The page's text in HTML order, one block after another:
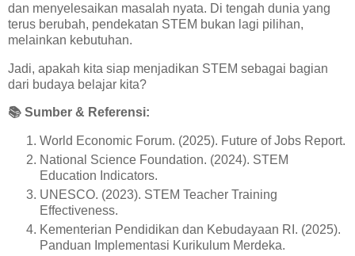
dan menyelesaikan masalah nyata. Di tengah dunia yang
terus berubah, pendekatan STEM bukan lagi pilihan,
melainkan kebutuhan.
Jadi, apakah kita siap menjadikan STEM sebagai bagian
dari budaya belajar kita?
📚 Sumber & Referensi:
World Economic Forum. (2025). Future of Jobs Report.
National Science Foundation. (2024). STEM
Education Indicators.
UNESCO. (2023). STEM Teacher Training
Effectiveness.
Kementerian Pendidikan dan Kebudayaan RI. (2025).
Panduan Implementasi Kurikulum Merdeka.